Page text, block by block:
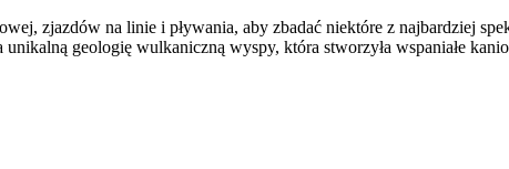
zjazdów na linie i pływania, aby zbadać niektóre z najbardziej
geologię wulkaniczną wyspy, która stworzyła wspaniałe